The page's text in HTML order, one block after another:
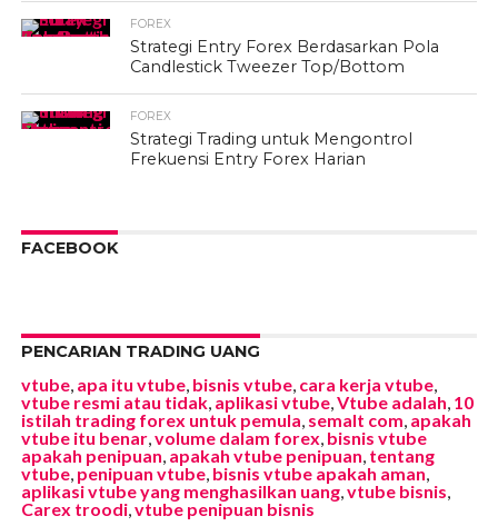
FOREX
Strategi Entry Forex Berdasarkan Pola
Candlestick Tweezer Top/Bottom
FOREX
Strategi Trading untuk Mengontrol
Frekuensi Entry Forex Harian
FACEBOOK
PENCARIAN TRADING UANG
vtube, apa itu vtube, bisnis vtube, cara kerja vtube,
vtube resmi atau tidak, aplikasi vtube,Vtube adalah, 10
istilah trading forex untuk pemula, semalt com, apakah
vtube itu benar,volume dalam forex, bisnis vtube
apakah penipuan, apakah vtube penipuan, tentang
vtube, penipuan vtube, bisnis vtube apakah aman,
aplikasi vtube yang menghasilkan uang,vtube bisnis,
Carex troodi,vtube penipuan bisnis